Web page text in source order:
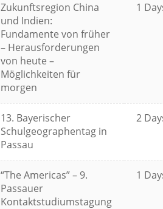
Zukunftsregion China
und Indien:
Fundamente von früher
– Herausforderungen
von heute –
Möglichkeiten für
morgen
1
13. Bayerischer
Schulgeographentag in
Passau
2
“The Americas” – 9.
Passauer
Kontaktstudiumstagung
1